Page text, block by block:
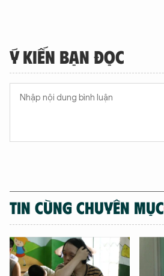
Ý KIẾN BẠN ĐỌC
TIN CÙNG CHUYÊN MỤC